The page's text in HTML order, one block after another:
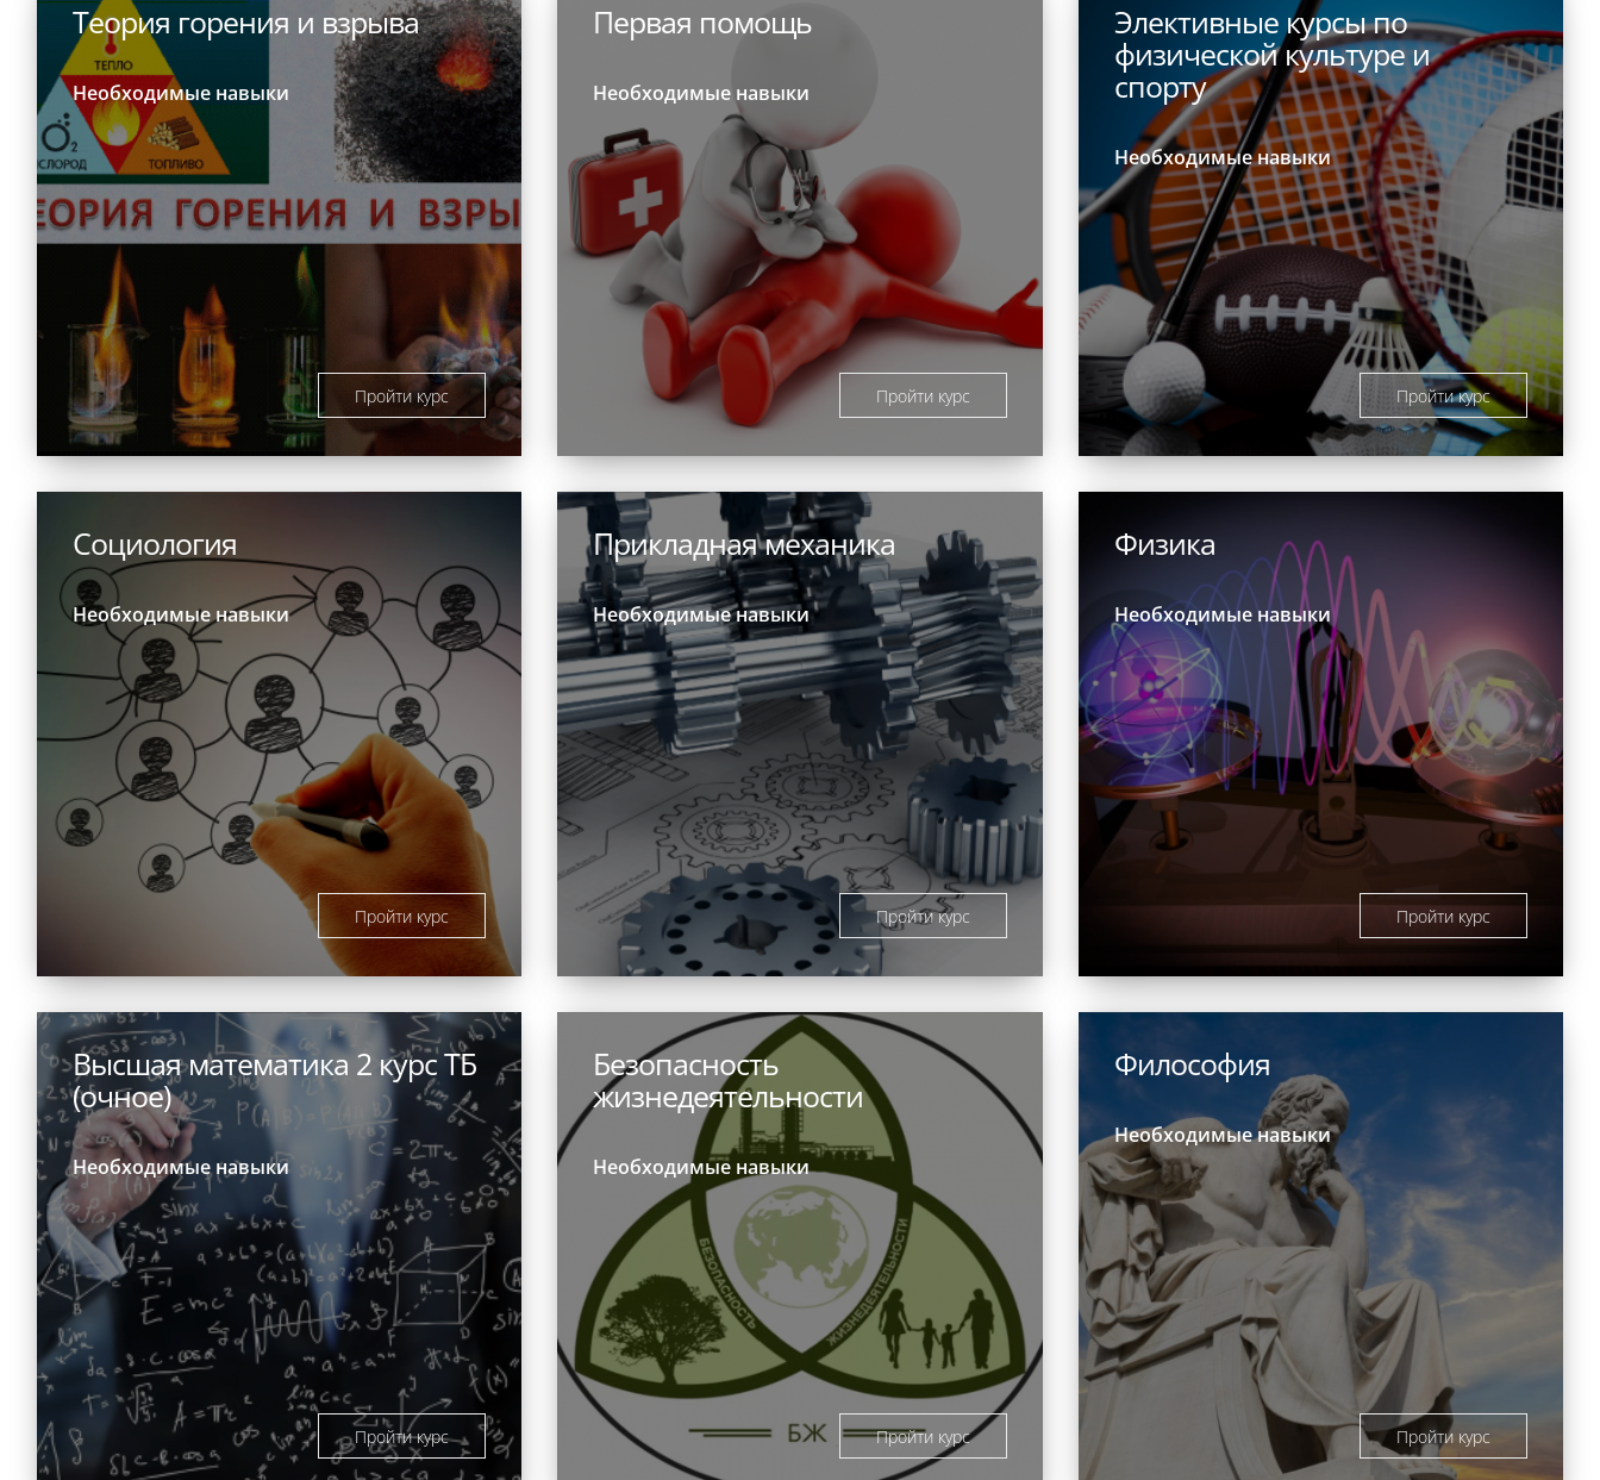
Теория горения и взрыва
Необходимые навыки
Пройти курс
Первая помощь
Необходимые навыки
Пройти курс
Элективные курсы по
физической культуре и
спорту
Необходимые навыки
Пройти курс
Социология
Необходимые навыки
Пройти курс
Прикладная механика
Необходимые навыки
Пройти курс
Физика
Необходимые навыки
Пройти курс
Высшая математика 2 курс ТБ
(очное)
Необходимые навыки
Пройти курс
Безопасность
жизнедеятельности
Необходимые навыки
Пройти курс
Философия
Необходимые навыки
Пройти курс